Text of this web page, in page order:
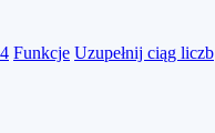
Funkcje Uzupełnij ciąg liczb